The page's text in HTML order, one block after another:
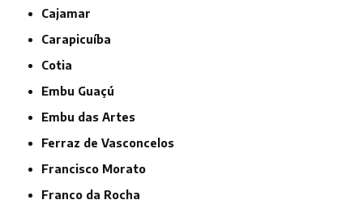
Cajamar
Carapicuíba
Cotia
Embu Guaçú
Embu das Artes
Ferraz de Vasconcelos
Francisco Morato
Franco da Rocha